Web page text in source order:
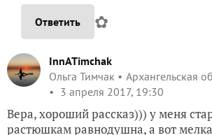
Ответить ✿
InnATimchak
Ольга Тимчак
Архангельская
3 апреля 2017, 19:30
Вера, хороший рассказ))) у меня
растюшкам равнодушна, а вот